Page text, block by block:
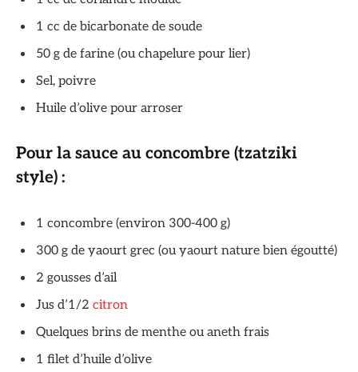
1 cc de bicarbonate de soude
50 g de farine (ou chapelure pour lier)
Sel, poivre
Huile d’olive pour arroser
Pour la sauce au concombre (tzatziki
style) :
1 concombre (environ 300-400 g)
300 g de yaourt grec (ou yaourt nature bien égoutté)
2 gousses d’ail
Jus d’1/2 citron
Quelques brins de menthe ou aneth frais
1 filet d’huile d’olive